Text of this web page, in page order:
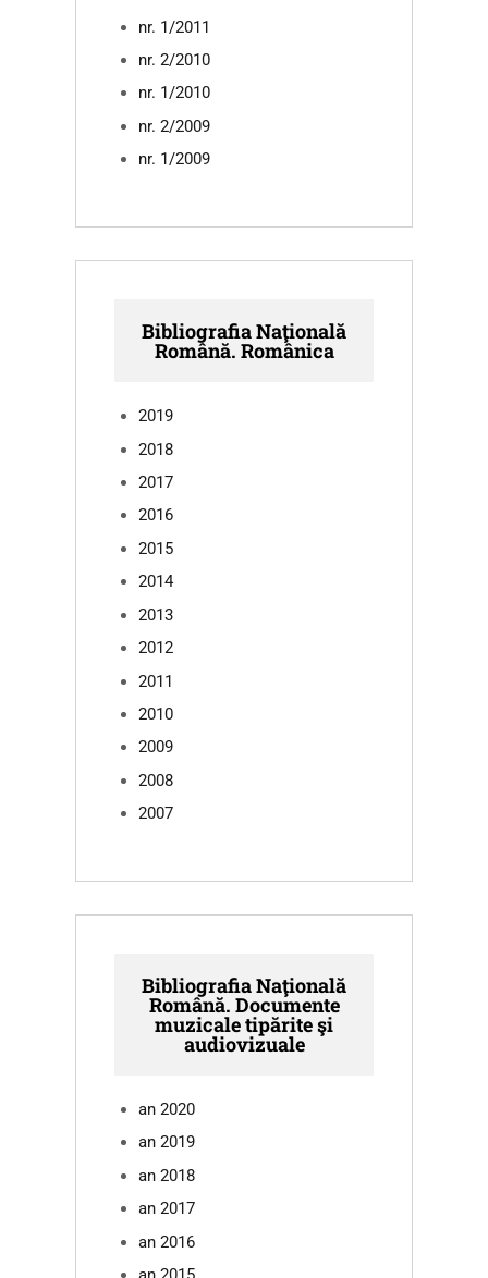
nr. 1/2011
nr. 2/2010
nr. 1/2010
nr. 2/2009
nr. 1/2009
Bibliografia Naţională
Română. Românica
2019
2018
2017
2016
2015
2014
2013
2012
2011
2010
2009
2008
2007
Bibliografia Naţională
Română. Documente
muzicale tipărite şi
audiovizuale
an 2020
an 2019
an 2018
an 2017
an 2016